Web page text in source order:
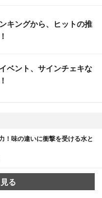
キングから、ヒットの推
ベント、サインチェキな
！味の違いに衝撃を受ける水と
る